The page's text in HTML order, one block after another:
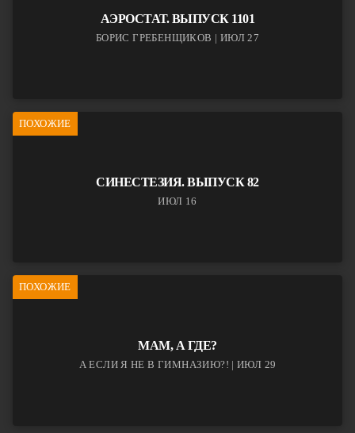
АЭРОСТАТ. ВЫПУСК 1101
БОРИС ГРЕБЕНЩИКОВ | ИЮЛ 27
ПОХОЖИЕ
СИНЕСТЕЗИЯ. ВЫПУСК 82
ИЮЛ 16
ПОХОЖИЕ
МАМ, А ГДЕ?
А ЕСЛИ Я НЕ В ГИМНАЗИЮ?! | ИЮЛ 29